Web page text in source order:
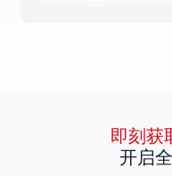
即刻获
开启